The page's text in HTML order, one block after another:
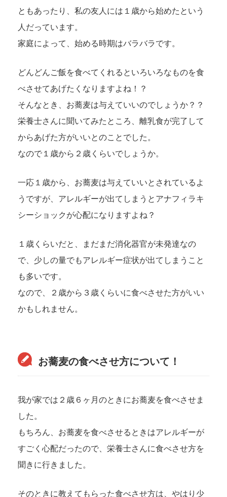
ともあったり、私の友人には１歳から始めたという
人だっています。
家庭によって、始める時期はバラバラです。
どんどんご飯を食べてくれるといろいろなものを食
べさせてあげたくなりますよね！？
そんなとき、お蕎麦は与えていいのでしょうか？？
栄養士さんに聞いてみたところ、離乳食が完了して
からあげた方がいいとのことでした。
なので１歳から２歳くらいでしょうか。
一応１歳から、お蕎麦は与えていいとされているよ
うですが、アレルギーが出てしまうとアナフィラキ
シーショックが心配になりますよね？
１歳くらいだと、まだまだ消化器官が未発達なの
で、少しの量でもアレルギー症状が出てしまうこと
も多いです。
なので、２歳から３歳くらいに食べさせた方がいい
かもしれません。
お蕎麦の食べさせ方について！
我が家では２歳６ヶ月のときにお蕎麦を食べさせま
した。
もちろん、お蕎麦を食べさせるときはアレルギーが
すごく心配だったので、栄養士さんに食べさせ方を
聞きに行きました。
そのときに教えてもらった食べさせ方は、やはり少